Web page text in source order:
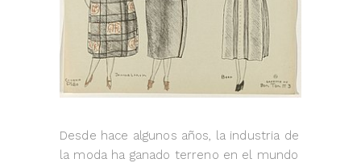
Desde hace algunos años, la industria de
la moda ha ganado terreno en el mundo